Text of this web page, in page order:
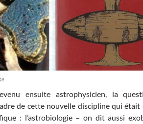
ensuite astrophysicien, la
de cette nouvelle discipline qui était
: l’astrobiologie – on dit aussi